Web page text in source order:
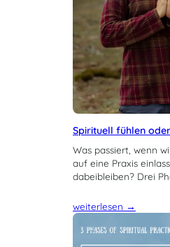
Spirituell fühlen
Was passiert, wenn
auf eine Praxis
dabeibleiben? Drei
weiterlesen →